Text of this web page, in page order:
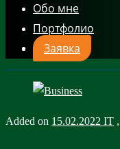
Обо мне
Портфолио
Заявка
Added on 15.02.2022 IT ,